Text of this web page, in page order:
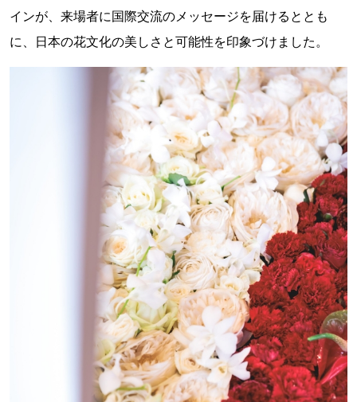
インが、来場者に国際交流のメッセージを届けるととも
に、日本の花文化の美しさと可能性を印象づけました。